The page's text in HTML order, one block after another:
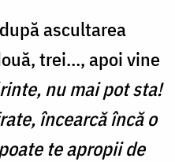
ascultarea
trei…, apoi vine
nu mai pot sta!
încearcă încă o
te apropii de